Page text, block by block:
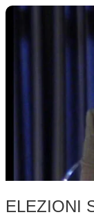
ELEZIONI
Elezioni
Maria
fare
consigliera